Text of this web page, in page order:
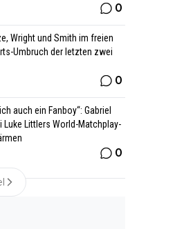
0
Wright und Smith im freien
Umbruch der letzten zwei
0
auch ein Fanboy“: Gabriel
Luke Littlers World-Matchplay-
0